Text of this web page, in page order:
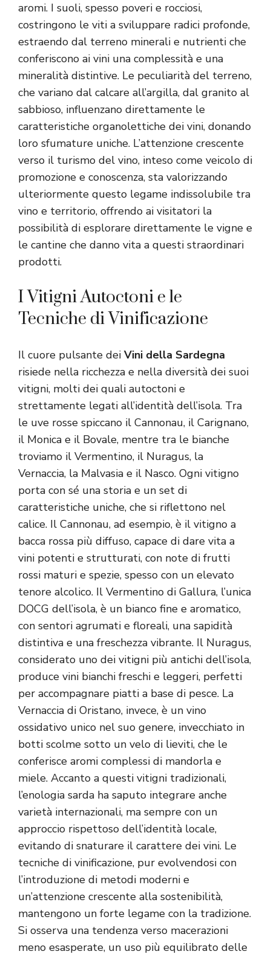
aromi. I suoli, spesso poveri e rocciosi,
costringono le viti a sviluppare radici profonde,
estraendo dal terreno minerali e nutrienti che
conferiscono ai vini una complessità e una
mineralità distintive. Le peculiarità del terreno,
che variano dal calcare all’argilla, dal granito al
sabbioso, influenzano direttamente le
caratteristiche organolettiche dei vini, donando
loro sfumature uniche. L’attenzione crescente
verso il turismo del vino, inteso come veicolo di
promozione e conoscenza, sta valorizzando
ulteriormente questo legame indissolubile tra
vino e territorio, offrendo ai visitatori la
possibilità di esplorare direttamente le vigne e
le cantine che danno vita a questi straordinari
prodotti.
I Vitigni Autoctoni e le
Tecniche di Vinificazione
Il cuore pulsante dei Vini della Sardegna
risiede nella ricchezza e nella diversità dei suoi
vitigni, molti dei quali autoctoni e
strettamente legati all’identità dell’isola. Tra
le uve rosse spiccano il Cannonau, il Carignano,
il Monica e il Bovale, mentre tra le bianche
troviamo il Vermentino, il Nuragus, la
Vernaccia, la Malvasia e il Nasco. Ogni vitigno
porta con sé una storia e un set di
caratteristiche uniche, che si riflettono nel
calice. Il Cannonau, ad esempio, è il vitigno a
bacca rossa più diffuso, capace di dare vita a
vini potenti e strutturati, con note di frutti
rossi maturi e spezie, spesso con un elevato
tenore alcolico. Il Vermentino di Gallura, l’unica
DOCG dell’isola, è un bianco fine e aromatico,
con sentori agrumati e floreali, una sapidità
distintiva e una freschezza vibrante. Il Nuragus,
considerato uno dei vitigni più antichi dell’isola,
produce vini bianchi freschi e leggeri, perfetti
per accompagnare piatti a base di pesce. La
Vernaccia di Oristano, invece, è un vino
ossidativo unico nel suo genere, invecchiato in
botti scolme sotto un velo di lieviti, che le
conferisce aromi complessi di mandorla e
miele. Accanto a questi vitigni tradizionali,
l’enologia sarda ha saputo integrare anche
varietà internazionali, ma sempre con un
approccio rispettoso dell’identità locale,
evitando di snaturare il carattere dei vini. Le
tecniche di vinificazione, pur evolvendosi con
l’introduzione di metodi moderni e
un’attenzione crescente alla sostenibilità,
mantengono un forte legame con la tradizione.
Si osserva una tendenza verso macerazioni
meno esasperate, un uso più equilibrato delle